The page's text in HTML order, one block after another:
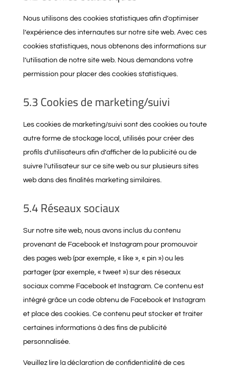
Nous utilisons des cookies statistiques afin d’optimiser
l’expérience des internautes sur notre site web. Avec ces
cookies statistiques, nous obtenons des informations sur
l’utilisation de notre site web. Nous demandons votre
permission pour placer des cookies statistiques.
5.3 Cookies de marketing/suivi
Les cookies de marketing/suivi sont des cookies ou toute
autre forme de stockage local, utilisés pour créer des
profils d’utilisateurs afin d’afficher de la publicité ou de
suivre l’utilisateur sur ce site web ou sur plusieurs sites
web dans des finalités marketing similaires.
5.4 Réseaux sociaux
Sur notre site web, nous avons inclus du contenu
provenant de Facebook et Instagram pour promouvoir
des pages web (par exemple, « like », « pin ») ou les
partager (par exemple, « tweet ») sur des réseaux
sociaux comme Facebook et Instagram. Ce contenu est
intégré grâce un code obtenu de Facebook et Instagram
et place des cookies. Ce contenu peut stocker et traiter
certaines informations à des fins de publicité
personnalisée.
Veuillez lire la déclaration de confidentialité de ces